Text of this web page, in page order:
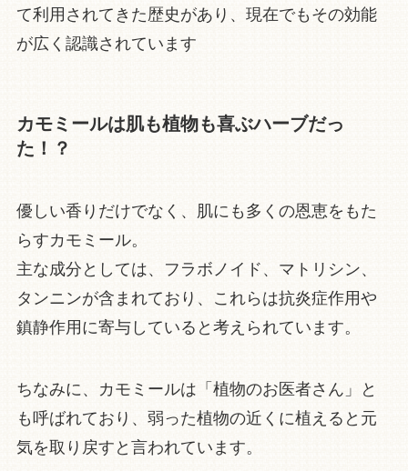
て利用されてきた歴史があり、現在でもその効能
が広く認識されています
カモミールは肌も植物も喜ぶハーブだっ
た！？
優しい香りだけでなく、肌にも多くの恩恵をもた
らすカモミール。
主な成分としては、フラボノイド、マトリシン、
タンニンが含まれており、これらは抗炎症作用や
鎮静作用に寄与していると考えられています。
ちなみに、カモミールは「植物のお医者さん」と
も呼ばれており、弱った植物の近くに植えると元
気を取り戻すと言われています。